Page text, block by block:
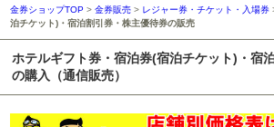
金券ショップTOP >金券販売 > レジャー券・チケット・入場券
泊チケット)・宿泊割引券・株主優待券の販売
ホテルギフト券・宿泊券(宿泊チケット)・宿
の購入（通信販売）